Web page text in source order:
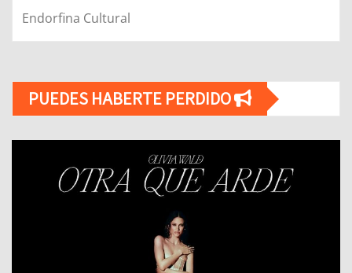
Endorfina Cultural
PUEDES HABERTE PERDIDO